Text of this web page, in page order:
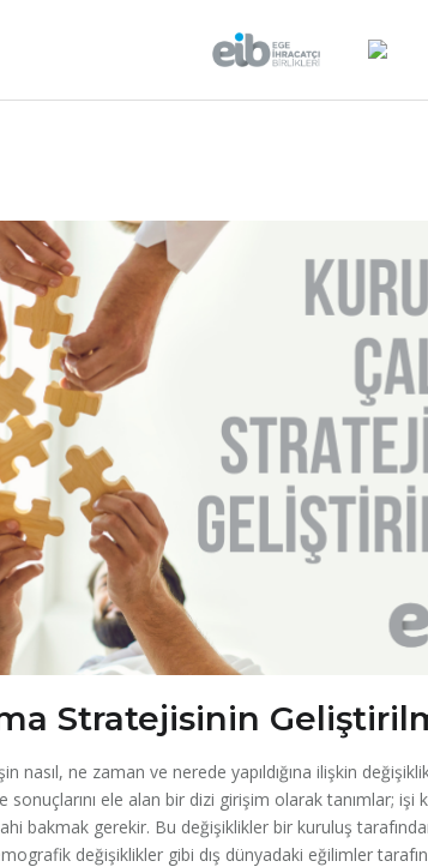
Stratejisinin
nasıl, ne zaman ve nerede yapıldığına ilişkin
sonuçlarını ele alan bir dizi girişim olarak tanımlar; işi
bakmak gerekir. Bu değişiklikler bir kuruluş
değişiklikler gibi dış dünyadaki eğilimler